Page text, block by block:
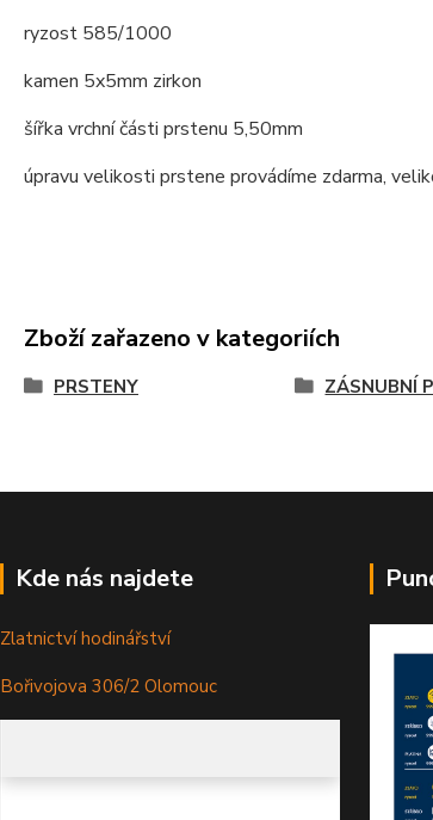
ryzost 585/1000
kamen 5x5mm zirkon
šířka vrchní části prstenu 5,50mm
úpravu velikosti prstene provádíme zdarma,
Zboží zařazeno v kategoriích
PRSTENY ZÁSNUBNÍ
Kde nás najdete
Zlatnictví hodinářství
Bořivojova 306/2 Olomouc